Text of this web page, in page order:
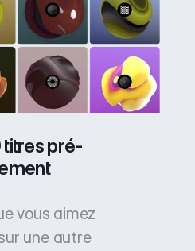
titres pré-
vous aimez
une autre